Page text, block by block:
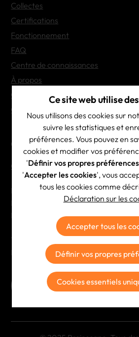
Collectes
Certifications
Fonctionnement
FAQ
Centre de connaissances
À propos
Contact
Options de transport
Coordonnées de contact
Contact & itinéraire
Brainscape NV
BE 0444.532.687
RPR Antwerpen
Tél:
E-mail:
info@brainscape.be
S'abonner à la newsletter
Ce site web utilise
Nous utilisons des cookies sur
suivre les statistiques et
préférences. Vous pouvez en
cookies et modifier vos
'Définir vos propres préférences
'Accepter les cookies', vous
tous les cookies comme
Déclaration sur les
Accepter tous les
Définir vos propres
Cookies essentiels